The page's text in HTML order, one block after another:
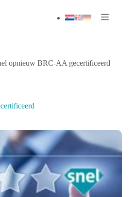
opnieuw BRC-AA gecertificeerd